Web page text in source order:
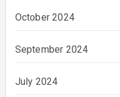
October 2024
September 2024
July 2024